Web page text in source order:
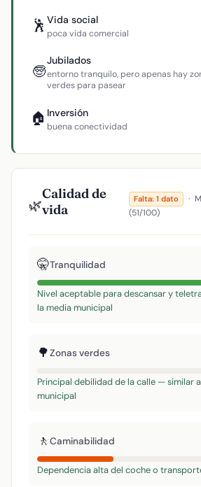
🕺 Vida social
poca vida comercial
🧓
Jubilados
entorno tranquilo, pero apenas hay
verdes para pasear
🏠 Inversión
buena conectividad
🌿
Calidad de
vida
Falta: 1 dato ·
(51/100)
🤫Tranquilidad
Nivel aceptable para descansar y
la media municipal
🌳Zonas verdes
Principal debilidad de la calle — similar
municipal
🚶 Caminabilidad
Dependencia alta del coche o